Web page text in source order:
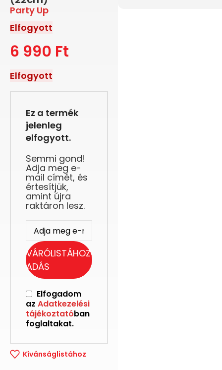
Party Up
Elfogyott
6 990 Ft
Elfogyott
Ez a termék
jelenleg
elfogyott.
Semmi gond!
Adja meg e-
mail címét, és
értesítjük,
amint újra
raktáron lesz.
VÁRÓLISTÁHOZ
ADÁS
Elfogadom
az Adatkezelési
tájékoztatóban
foglaltakat.
Kívánságlistához